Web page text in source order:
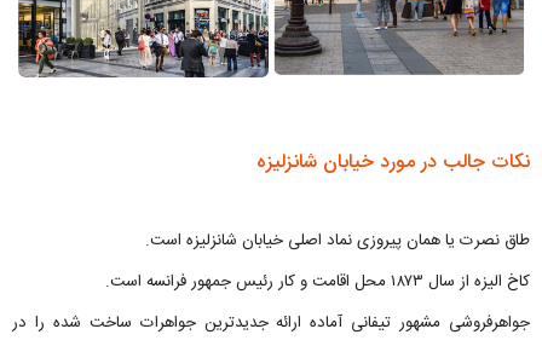
نکات جالب در مورد خیابان شانزلیزه
طاق نصرت یا همان پیروزی نماد اصلی خیابان شانزلیزه است.
کاخ الیزه از سال ۱۸۷۳ محل اقامت و کار رئیس جمهور فرانسه است.
جواهرفروشی مشهور تیفانی آماده ارائه جدیدترین جواهرات ساخت شده را در